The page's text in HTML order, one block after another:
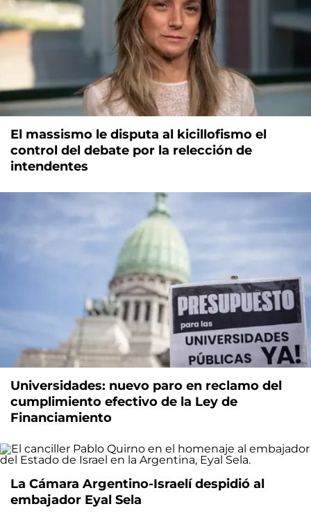
El massismo le disputa al kicillofismo el
control del debate por la relección de
intendentes
Universidades: nuevo paro en reclamo del
cumplimiento efectivo de la Ley de
Financiamiento
La Cámara Argentino-Israelí despidió al
embajador Eyal Sela